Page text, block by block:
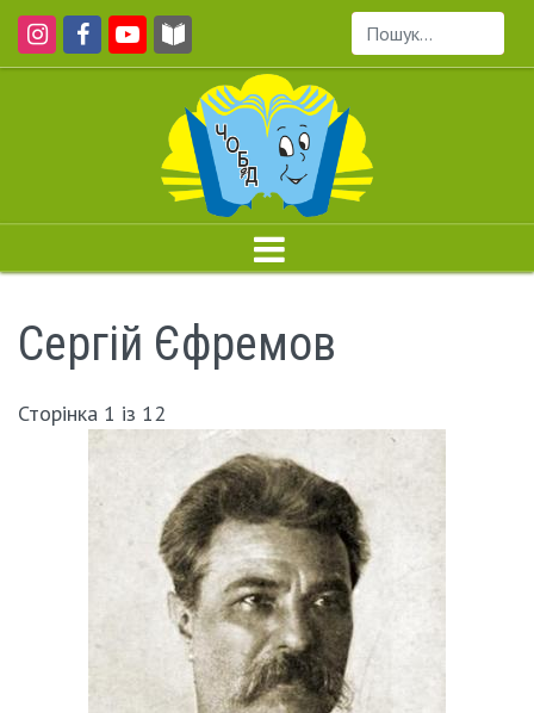
Пошук...
Сергій Єфремов
Сторінка 1 із 12